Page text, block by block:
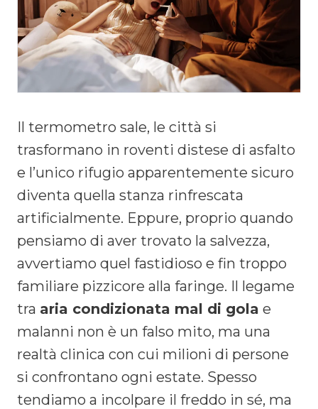
Il termometro sale, le città si
trasformano in roventi distese di asfalto
e l’unico rifugio apparentemente sicuro
diventa quella stanza rinfrescata
artificialmente. Eppure, proprio quando
pensiamo di aver trovato la salvezza,
avvertiamo quel fastidioso e fin troppo
familiare pizzicore alla faringe. Il legame
tra aria condizionata mal di gola e
malanni non è un falso mito, ma una
realtà clinica con cui milioni di persone
si confrontano ogni estate. Spesso
tendiamo a incolpare il freddo in sé, ma